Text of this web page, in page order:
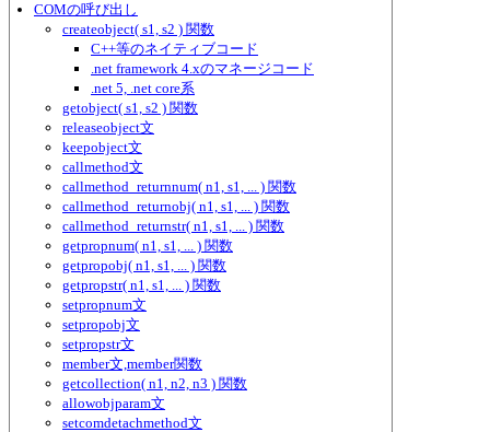
COMの呼び出し
createobject( s1, s2 ) 関数
C++等のネイティブコード
.net framework 4.xのマネージコード
.net 5, .net core系
getobject( s1, s2 ) 関数
releaseobject文
keepobject文
callmethod文
callmethod_returnnum( n1, s1, ... ) 関数
callmethod_returnobj( n1, s1, ... ) 関数
callmethod_returnstr( n1, s1, ... ) 関数
getpropnum( n1, s1, ... ) 関数
getpropobj( n1, s1, ... ) 関数
getpropstr( n1, s1, ... ) 関数
setpropnum文
setpropobj文
setpropstr文
member文,member関数
getcollection( n1, n2, n3 ) 関数
allowobjparam文
setcomdetachmethod文